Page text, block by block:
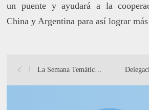
un puente y ayudará a la
China y Argentina para así lograr
La Semana Temática del Hub Integral de Argentina en Shanghái